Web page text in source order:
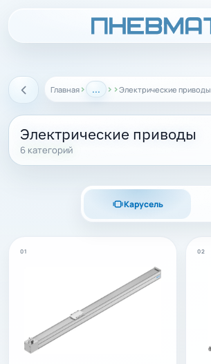
Назад Главная › ... › ›Электрические приводы
Электрические приводы
6 категорий
Карусель
01 02